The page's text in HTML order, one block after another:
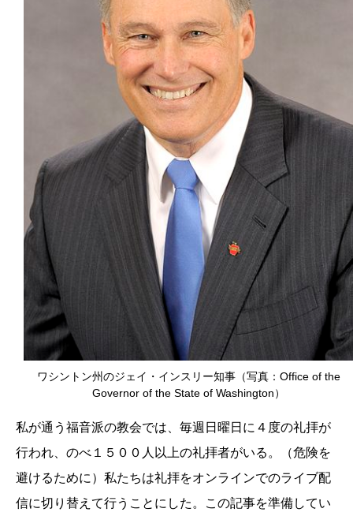
ワシントン州のジェイ・インスリー知事（写真：Office of the
Governor of the State of Washington）
私が通う福音派の教会では、毎週日曜日に４度の礼拝が
行われ、のべ１５００人以上の礼拝者がいる。（危険を
避けるために）私たちは礼拝をオンラインでのライブ配
信に切り替えて行うことにした。この記事を準備してい